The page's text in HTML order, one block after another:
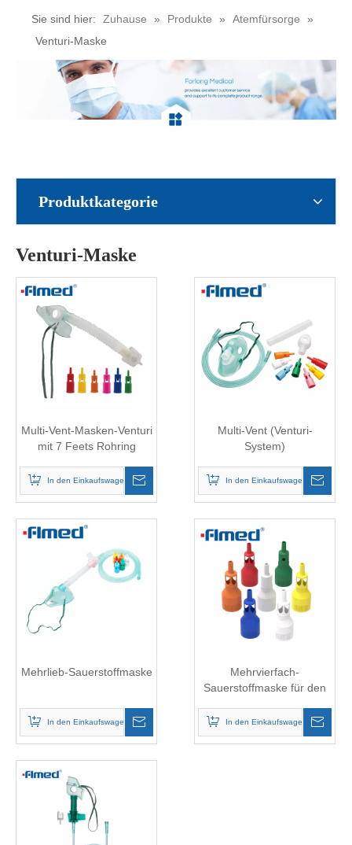
Sie sind hier: Zuhause » Produkte » Atemfürsorge
»
Venturi-Maske
Produktkategorie
Venturi-Maske
Multi-Vent-Masken-Venturi
mit 7 Feets Rohring
In den Einkaufswagen
Multi-Vent (Venturi-
System)
In den Einkaufswagen
Mehrlieb-Sauerstoffmaske
In den Einkaufswagen
Mehrvierfach-
Sauerstoffmaske für den
In den Einkaufswagen